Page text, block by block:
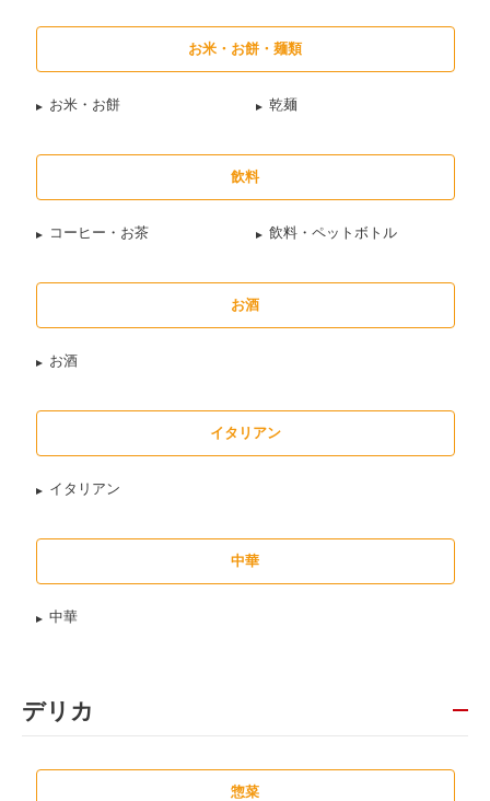
お米・お餅・麺類
お米・お餅 乾麺
飲料
コーヒー・お茶 飲料・ペットボトル
お酒
お酒
イタリアン
イタリアン
中華
中華
デリカ
惣菜